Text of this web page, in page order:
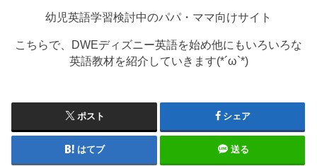
幼児英語学習検討中のパパ・ママ向けサイト
こちらで、DWEディズニー英語を始め他にもいろいろな
英語教材を紹介していきます(*´ω`*)
ポスト シェア
はてブ 送る